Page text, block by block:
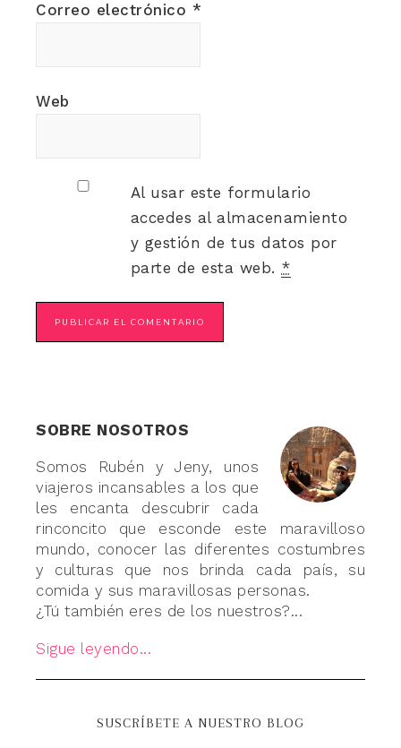
Correo electrónico *
Web
Al usar este formulario
accedes al almacenamiento
y gestión de tus datos por
parte de esta web. *
SOBRE NOSOTROS
Somos Rubén y Jeny, unos
viajeros incansables a los que
les encanta descubrir cada
rinconcito que esconde este maravilloso
mundo, conocer las diferentes costumbres
y culturas que nos brinda cada país, su
comida y sus maravillosas personas.
¿Tú también eres de los nuestros?...
Sigue leyendo...
SUSCRÍBETE A NUESTRO BLOG